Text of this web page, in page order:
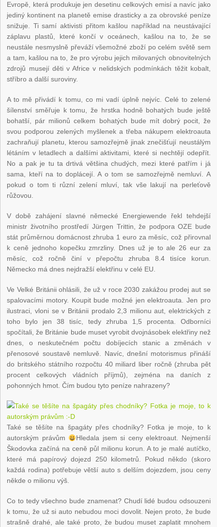
Evropě, která produkuje jen desetinu celkových emisí a navíc jako
jediný kontinent na planetě emise drasticky a za obrovské peníze
snižuje. Ti samí aktivisti přitom kašlou například na neustávající
záplavu plastů, které končí v oceánech, kašlou na to, že se
neustále nesmyslně převáží všemožné zboží po celém světě sem
a tam, kašlou na to, že pro výrobu jejich milovaných obnovitelných
zdrojů musejí děti v Africe v nelidských podmínkách těžit kobalt,
stříbro a další suroviny.
A to mě přivádí k tomu, co mi vadí úplně nejvíc. Celé to zelené
šílenství směřuje k tomu, že hrstka hodně bohatých bude ještě
bohatší, pár milionů celkem bohatých bude mít dobrý pocit, že
svou podporou zelených myšlenek a třeba nákupem elektroauta
zachraňují planetu, kterou samozřejmě jinak znečišťují neustálým
létáním v letadlech a dalšími aktivitami, které si nechtějí odepřít.
No a pak je tu ta drtivá většina chudých, mezi které patřím i já
sama, kteří na to doplácejí. A o tom se samozřejmě nemluví. A
pokud o tom ti různí zelení mluví, tak vše lakují na perleťově
růžovou.
V době zahájení slavné německé Energiewende řekl tehdejší
ministr životního prostředí Jürgen Trittin, že podpora OZE bude
stát průměrnou domácnost zhruba 1 euro za měsíc, což přirovnal
k ceně jednoho kopečku zmrzliny. Dnes už je to ale 26 eur za
měsíc, což ročně činí v přepočtu zhruba 8.4 tisíce korun.
Německo má dnes nejdražší elektřinu v celé EU.
Ve Velké Británii ohlásili, že už v roce 2030 zakážou prodej aut se
spalovacími motory. Koupit bude možné jen elektroauta. Jen pro
ilustraci, vloni se v Británii prodalo 2,3 milionu aut, elektrických z
toho bylo jen 38 tisíc, tedy zhruba 1,5 procenta. Odborníci
spočítali, že Británie bude muset vyrobit dvojnásobek elektřiny než
dnes, o neskutečném počtu dobíjecích stanic a změnách v
přenosové soustavě nemluvě. Navíc, dnešní motorismus přináší
do britského státního rozpočtu 40 miliard liber ročně (zhruba pět
procent celkových vládních příjmů), zejména na daních z
pohonných hmot. Čím budou tyto peníze nahrazeny?
Také se těšíte na špagáty přes chodníky? Fotka je moje, to k
autorským právům
Hledala jsem si ceny elektroaut. Nejmenší
Škodovka začíná na ceně půl milionu korun. A to je malé autíčko,
které má papírový dojezd 250 kilometrů. Pokud někdo (skoro
každá rodina) potřebuje větší auto s delším dojezdem, jsou ceny
někde o milionu výš.
Co to tedy všechno bude znamenat? Chudí lidé budou odsouzeni
k tomu, že už si auto nebudou moci dovolit. Nejen proto, že bude
strašně drahé, ale také proto, že budou muset zaplatit mnohem